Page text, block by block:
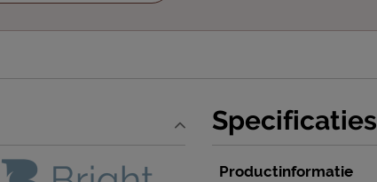
Specificaties
Productinformatie